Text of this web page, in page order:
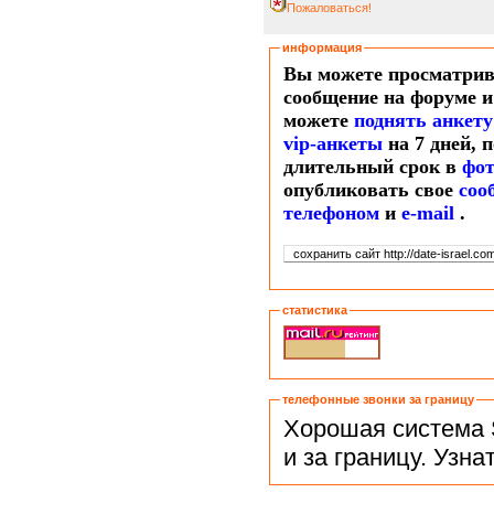
Пожаловаться!
информация
Вы можете
сообщение на форуме
можетеподнять анкету
vip-анкетына 7 дней,
длительный срок в
опубликовать свое
телефоном иe-mail.
статистика
телефонные звонки за границу
Хорошая система
и за границу.